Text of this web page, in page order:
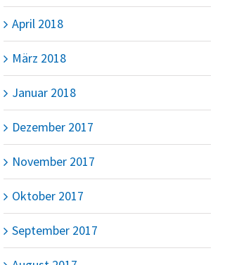
April 2018
März 2018
Januar 2018
Dezember 2017
November 2017
Oktober 2017
September 2017